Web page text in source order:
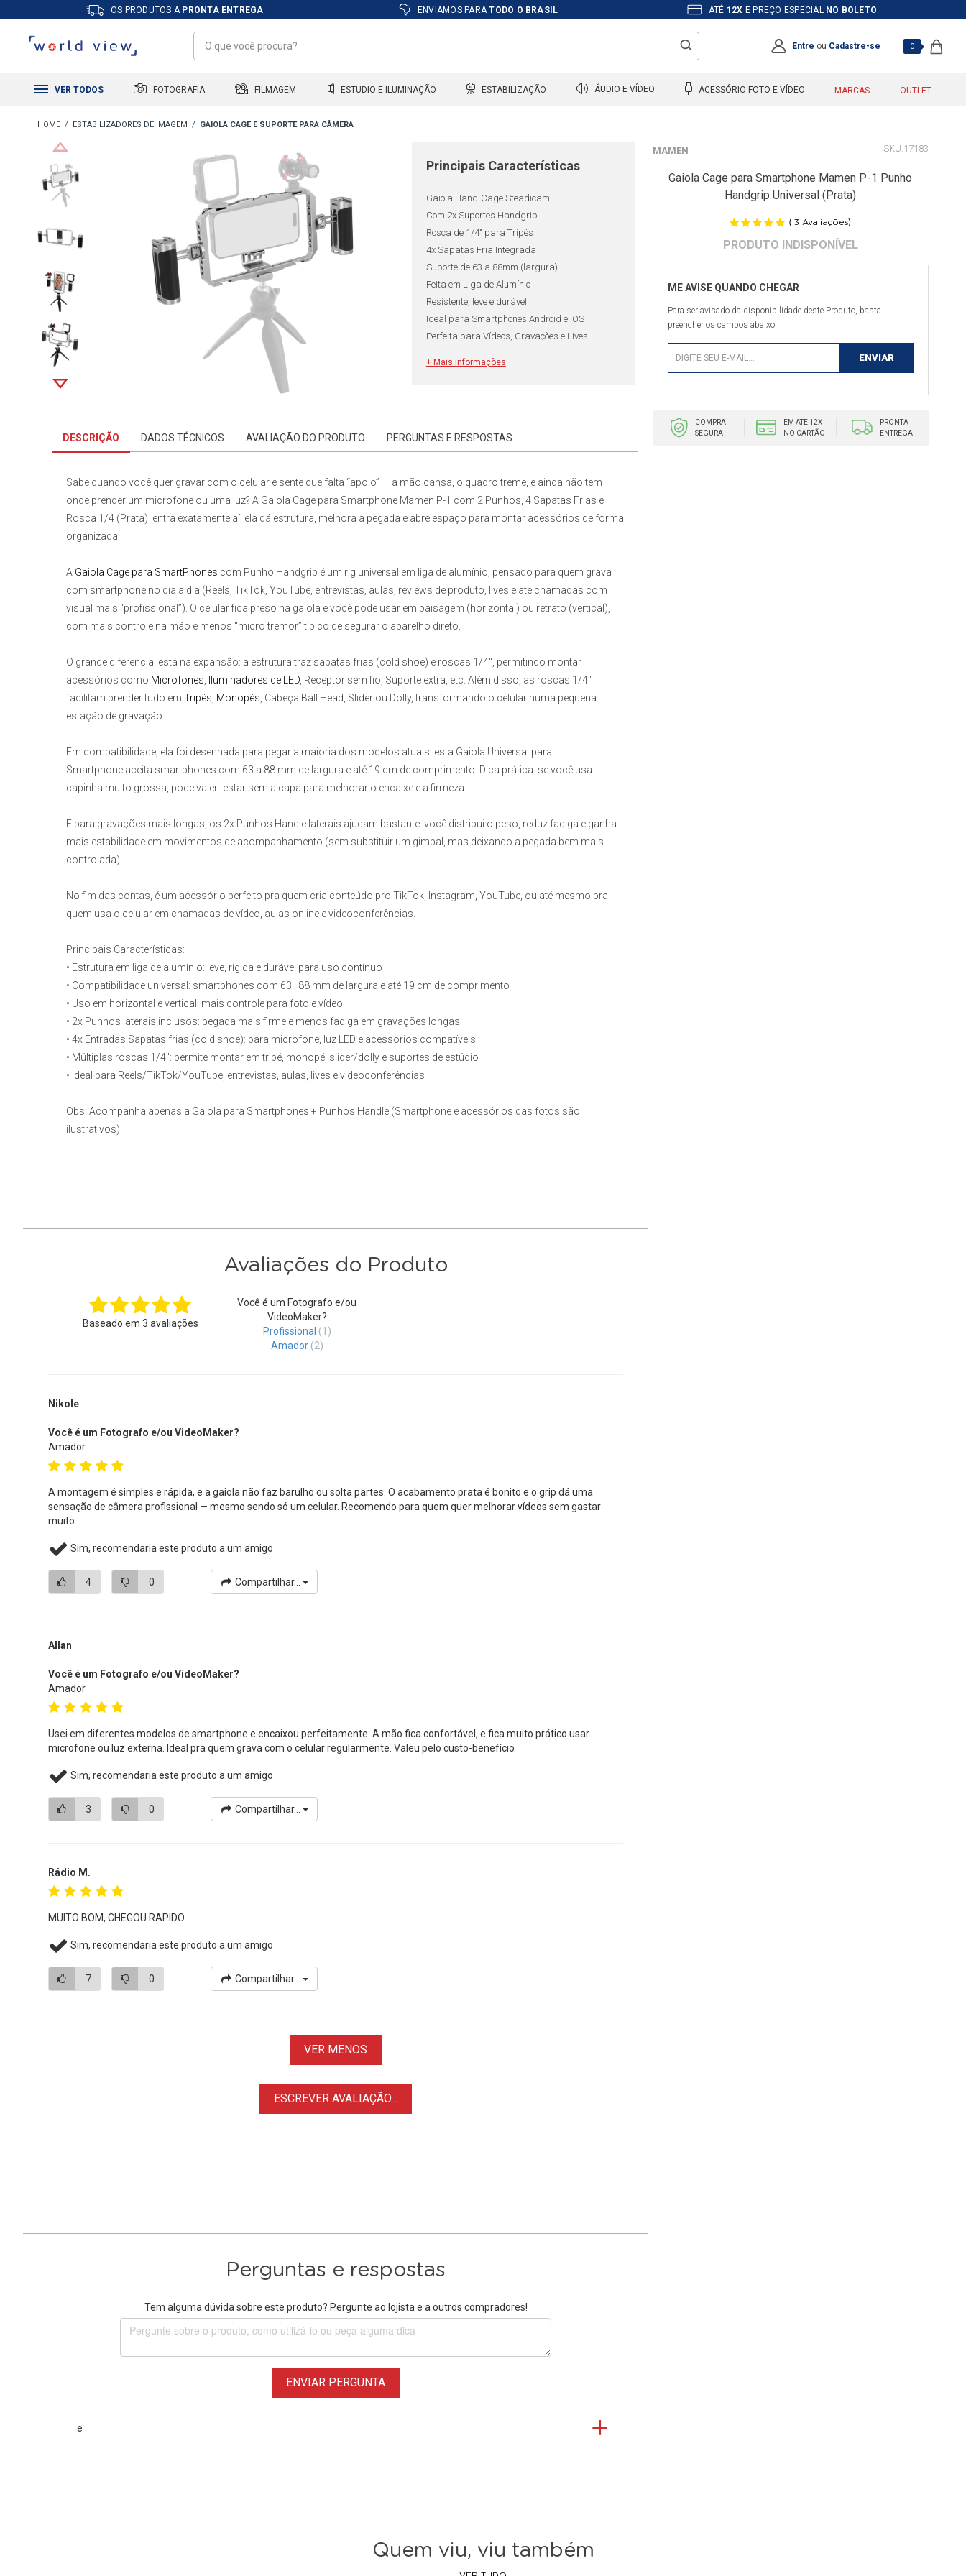
OS PRODUTOS A PRONTA ENTREGA ENVIAMOS PARATODO O BRASIL ATÉ 12X E PREÇO ESPECIAL NO BOLETO
Entre ou Cadastre-se 0
VER TODOS FOTOGRAFIA FILMAGEM ESTUDIO E ILUMINAÇÃO ESTABILIZAÇÃO ÁUDIO E VÍDEO ACESSÓRIO FOTO E VÍDEO MARCAS OUTLET
ESTABILIZADORES DE IMAGEM GAIOLA CAGE E SUPORTE PARA CÂMERA
Principais Características
Gaiola Hand-Cage Steadicam
Com 2x Suportes Handgrip
Rosca de 1/4" para Tripés
4x Sapatas Fria Integrada
Suporte de 63 a 88mm (largura)
Feita em Liga de Alumínio
Resistente, leve e durável
Ideal para Smartphones Android e iOS
Perfeita para Vídeos, Gravações e Lives
+ Mais informações
MAMEN 17183
Gaiola Cage para Smartphone Mamen P-1 Punho
Handgrip Universal (Prata)
( 3 Avaliações)
Para ser avisado da disponibilidade deste Produto, basta
preencher os campos abaixo.
COMPRA
SEGURA
EM ATÉ 12X
NO CARTÃO
PRONTA
ENTREGA
DESCRIÇÃO DADOS TÉCNICOS AVALIAÇÃO DO PRODUTO PERGUNTAS E RESPOSTAS
Sabe quando você quer gravar com o celular e sente que falta “apoio” — a mão cansa, o quadro treme, e ainda não tem
onde prender um microfone ou uma luz? A Gaiola Cage para Smartphone Mamen P-1 com 2 Punhos, 4 Sapatas Frias e
Rosca 1/4 (Prata) entra exatamente aí: ela dá estrutura, melhora a pegada e abre espaço para montar acessórios de forma
organizada.
A Gaiola Cage para SmartPhones com Punho Handgrip é um rig universal em liga de alumínio, pensado para quem grava
com smartphone no dia a dia (Reels, TikTok, YouTube, entrevistas, aulas, reviews de produto, lives e até chamadas com
visual mais “profissional”). O celular fica preso na gaiola e você pode usar em paisagem (horizontal) ou retrato (vertical),
com mais controle na mão e menos “micro tremor” típico de segurar o aparelho direto.
O grande diferencial está na expansão: a estrutura traz sapatas frias (cold shoe) e roscas 1/4", permitindo montar
acessórios como Microfones Iluminadores de LED , Receptor sem fio, Suporte extra, etc. Além disso, as roscas 1/4"
facilitam prender tudo em Tripés Monopés , Cabeça Ball Head, Slider ou Dolly, transformando o celular numa pequena
estação de gravação.
Em compatibilidade, ela foi desenhada para pegar a maioria dos modelos atuais: esta Gaiola Universal para
Smartphone aceita smartphones com 63 a 88 mm de largura e até 19 cm de comprimento. Dica prática: se você usa
capinha muito grossa, pode valer testar sem a capa para melhorar o encaixe e a firmeza.
E para gravações mais longas, os 2x Punhos Handle laterais ajudam bastante: você distribui o peso, reduz fadiga e ganha
mais estabilidade em movimentos de acompanhamento (sem substituir um gimbal, mas deixando a pegada bem mais
controlada).
No fim das contas, é um acessório perfeito pra quem cria conteúdo pro TikTok, Instagram, YouTube, ou até mesmo pra
quem usa o celular em chamadas de vídeo, aulas online e videoconferências.
Principais Características:
• Estrutura em liga de alumínio: leve, rígida e durável para uso contínuo
• Compatibilidade universal: smartphones com 63–88 mm de largura e até 19 cm de comprimento
• Uso em horizontal e vertical: mais controle para foto e vídeo
• 2x Punhos laterais inclusos: pegada mais firme e menos fadiga em gravações longas
• 4x Entradas Sapatas frias (cold shoe): para microfone, luz LED e acessórios compatíveis
• Múltiplas roscas 1/4": permite montar em tripé, monopé, slider/dolly e suportes de estúdio
• Ideal para Reels/TikTok/YouTube, entrevistas, aulas, lives e videoconferências
Obs: Acompanha apenas a Gaiola para Smartphones + Punhos Handle (Smartphone e acessórios das fotos são
ilustrativos).
Avaliações do Produto
Baseado em 3 avaliações
Você é um Fotografo e/ou
VideoMaker?
Profissional (1)
Amador (2)
Nikole
Você é um Fotografo e/ou VideoMaker?
Amador
A montagem é simples e rápida, e a gaiola não faz barulho ou solta partes. O acabamento prata é bonito e o grip dá uma
sensação de câmera profissional — mesmo sendo só um celular. Recomendo para quem quer melhorar vídeos sem gastar
muito.
Sim, recomendaria este produto a um amigo
4 0 Compartilhar...
Allan
Você é um Fotografo e/ou VideoMaker?
Amador
Usei em diferentes modelos de smartphone e encaixou perfeitamente. A mão fica confortável, e fica muito prático usar
microfone ou luz externa. Ideal pra quem grava com o celular regularmente. Valeu pelo custo-benefício
Sim, recomendaria este produto a um amigo
3 0 Compartilhar...
Rádio M.
MUITO BOM, CHEGOU RAPIDO.
Sim, recomendaria este produto a um amigo
7 0 Compartilhar...
VER MENOS
ESCREVER AVALIAÇÃO...
Perguntas e respostas
Tem alguma dúvida sobre este produto? Pergunte ao lojista e a outros compradores!
ENVIAR PERGUNTA
e
Quem viu, viu também